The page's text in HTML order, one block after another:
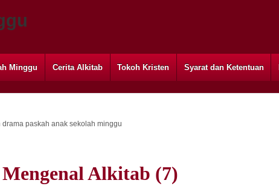
Minggu Cerita Alkitab Tokoh Kristen Syarat dan Ketentuan
drama paskah anak sekolah minggu
Alkitab (7)